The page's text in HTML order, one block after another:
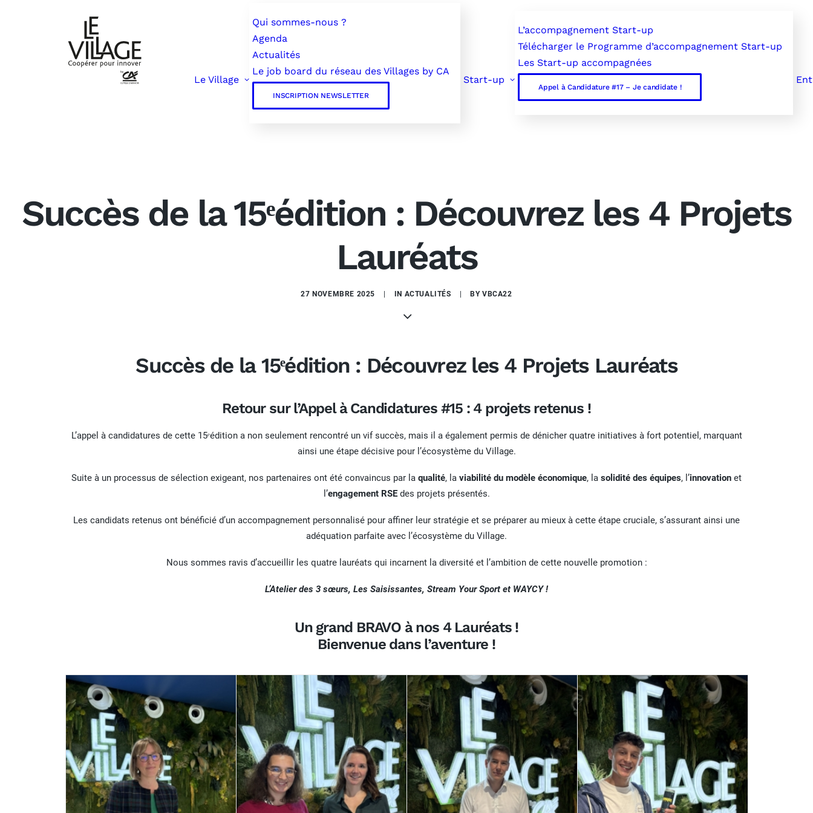
Le Village
Qui sommes-nous ?
Agenda
Actualités
Le job board du réseau des Villages by CA
INSCRIPTION NEWSLETTER
Start-up
L’accompagnement Start-up
Télécharger le Programme d’accompagnement Start-up
Les Start-up accompagnées
Appel à Candidature #17 – Je candidate !
Succès de la 15ᵉédition : Découvrez les 4 Projets
Lauréats
27 NOVEMBRE 2025 IN ACTUALITÉS BY VBCA22
Succès de la 15ᵉédition : Découvrez les 4 Projets Lauréats
Retour sur l’Appel à Candidatures #15 : 4 projets retenus !
L’appel à candidatures de cette 15ᵉédition a non seulement rencontré un vif succès, mais il a également permis de dénicher quatre initiatives à fort potentiel, marquant
ainsi une étape décisive pour l’écosystème du Village.
Suite à un processus de sélection exigeant, nos partenaires ont été convaincus par la qualité, la viabilité du modèle économique, la solidité des équipes, l’innovation et
l’engagement RSEdes projets présentés.
Les candidats retenus ont bénéficié d’un accompagnement personnalisé pour affiner leur stratégie et se préparer au mieux à cette étape cruciale, s’assurant ainsi une
adéquation parfaite avec l’écosystème du Village.
Nous sommes ravis d’accueillir les quatre lauréats qui incarnent la diversité et l’ambition de cette nouvelle promotion :
L’Atelier des 3 sœurs, Les Saisissantes, Stream Your Sport et WAYCY !
Un grand BRAVO à nos 4 Lauréats !
Bienvenue dans l’aventure !